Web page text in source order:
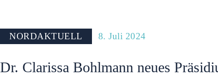
NORDAKTUELL 8. Juli 2024
Dr. Clarissa Bohlmann neues